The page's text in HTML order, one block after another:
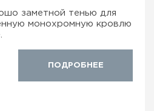
заметной тенью для
монохромную кровлю
ПОДРОБНЕЕ